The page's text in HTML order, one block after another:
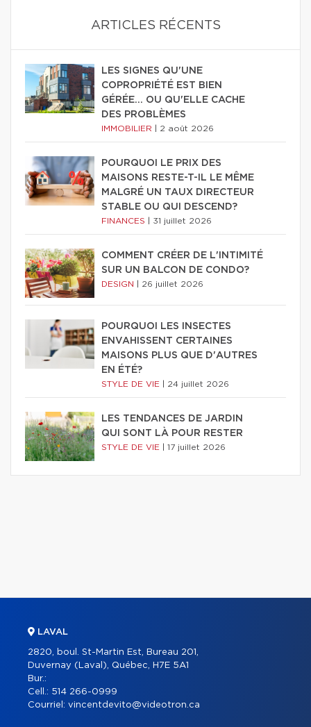
ARTICLES RÉCENTS
LES SIGNES QU'UNE
COPROPRIÉTÉ EST BIEN
GÉRÉE… OU QU'ELLE CACHE
DES PROBLÈMES
IMMOBILIER 2 août 2026
POURQUOI LE PRIX DES
MAISONS RESTE-T-IL LE MÊME
MALGRÉ UN TAUX DIRECTEUR
STABLE OU QUI DESCEND?
FINANCES 31 juillet 2026
COMMENT CRÉER DE L'INTIMITÉ
SUR UN BALCON DE CONDO?
DESIGN 26 juillet 2026
POURQUOI LES INSECTES
ENVAHISSENT CERTAINES
MAISONS PLUS QUE D'AUTRES
EN ÉTÉ?
STYLE DE VIE 24 juillet 2026
LES TENDANCES DE JARDIN
QUI SONT LÀ POUR RESTER
STYLE DE VIE 17 juillet 2026
LAVAL
2820, boul. St-Martin Est, Bureau 201,
Duvernay (Laval), Québec, H7E 5A1
Bur.:
Cell.: 514 266-0999
Courriel: vincentdevito@videotron.ca